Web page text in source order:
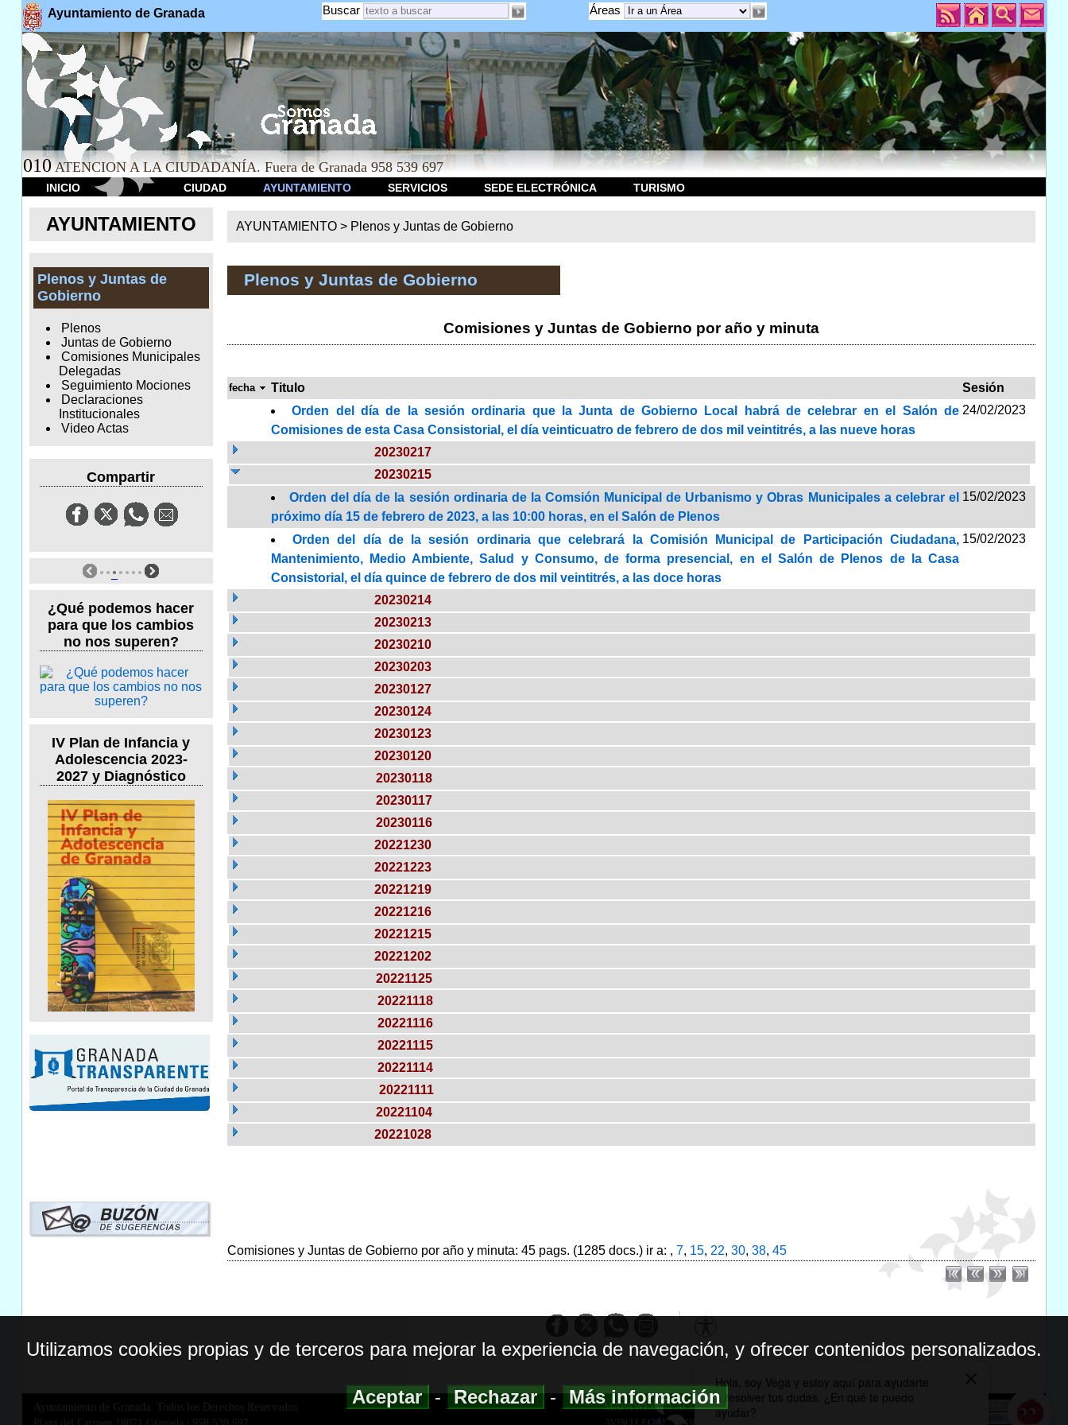
Ayuntamiento de Granada Áreas
Buscar
010 ATENCION A LA CIUDADANÍA. Fuera de Granada 958 539 697
INICIO CIUDAD AYUNTAMIENTO SERVICIOS SEDE ELECTRÓNICA TURISMO
AYUNTAMIENTO
Plenos y Juntas de
Gobierno
Plenos
Juntas de Gobierno
Comisiones Municipales
Delegadas
Seguimiento Mociones
Declaraciones
Institucionales
Video Actas
Compartir
¿Qué podemos hacer
para que los cambios
no nos superen?
IV Plan de Infancia y
Adolescencia 2023-
2027 y Diagnóstico
AYUNTAMIENTO > Plenos y Juntas de Gobierno
Plenos y Juntas de Gobierno
Comisiones y Juntas de Gobierno por año y minuta
fecha Titulo
Sesión
Orden del día de la sesión ordinaria que la Junta de Gobierno Local habrá de celebrar en el Salón de
Comisiones de esta Casa Consistorial, el día veinticuatro de febrero de dos mil veintitrés, a las nueve horas
24/02/2023
20230217
20230215
Orden del día de la sesión ordinaria de la Comsión Municipal de Urbanismo y Obras Municipales a celebrar el
próximo día 15 de febrero de 2023, a las 10:00 horas, en el Salón de Plenos
15/02/2023
Orden del día de la sesión ordinaria que celebrará la Comisión Municipal de Participación Ciudadana,
Mantenimiento, Medio Ambiente, Salud y Consumo, de forma presencial, en el Salón de Plenos de la Casa
Consistorial, el día quince de febrero de dos mil veintitrés, a las doce horas
15/02/2023
20230214
20230213
20230210
20230203
20230127
20230124
20230123
20230120
20230118
20230117
20230116
20221230
20221223
20221219
20221216
20221215
20221202
20221125
20221118
20221116
20221115
20221114
20221111
20221104
20221028
Comisiones y Juntas de Gobierno por año y minuta: 45 pags. (1285 docs.) ir a: , 7, 15, 22, 30, 38, 45
Ayuntamiento de Granada. Todos los Derechos Reservados.
MAPA WEB|ACCESIBILIDAD
AVISO LEGAL| POLITICA DE PRIVACIDAD
Utilizamos cookies propias y de terceros para mejorar la experiencia de navegación, y ofrecer contenidos personalizados.
Aceptar-Rechazar-Más información